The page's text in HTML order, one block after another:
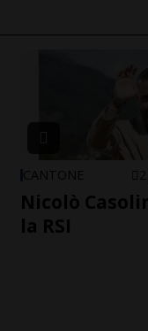
CANTONE
Nicolò
la RSI